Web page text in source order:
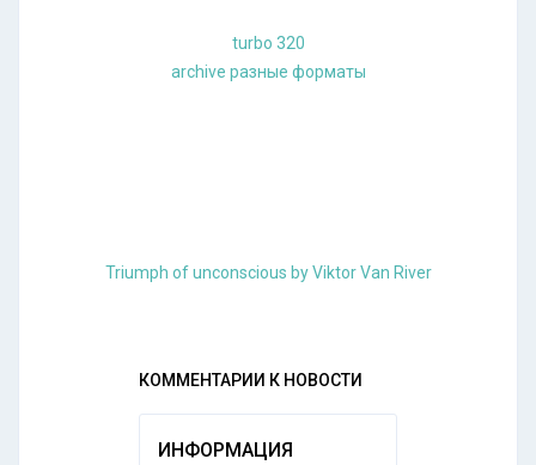
turbo 320
archive разные форматы
Triumph of unconscious by Viktor Van River
КОММЕНТАРИИ К НОВОСТИ
ИНФОРМАЦИЯ